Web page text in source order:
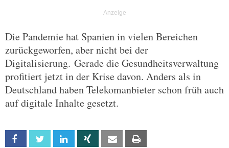
Die Pandemie hat Spanien in vielen Bereichen
zurückgeworfen, aber nicht bei der
Digitalisierung. Gerade die Gesundheitsverwaltung
profitiert jetzt in der Krise davon. Anders als in
Deutschland haben Telekomanbieter schon früh auch
auf digitale Inhalte gesetzt.
Facebook Twitter Linkedin Xing Email